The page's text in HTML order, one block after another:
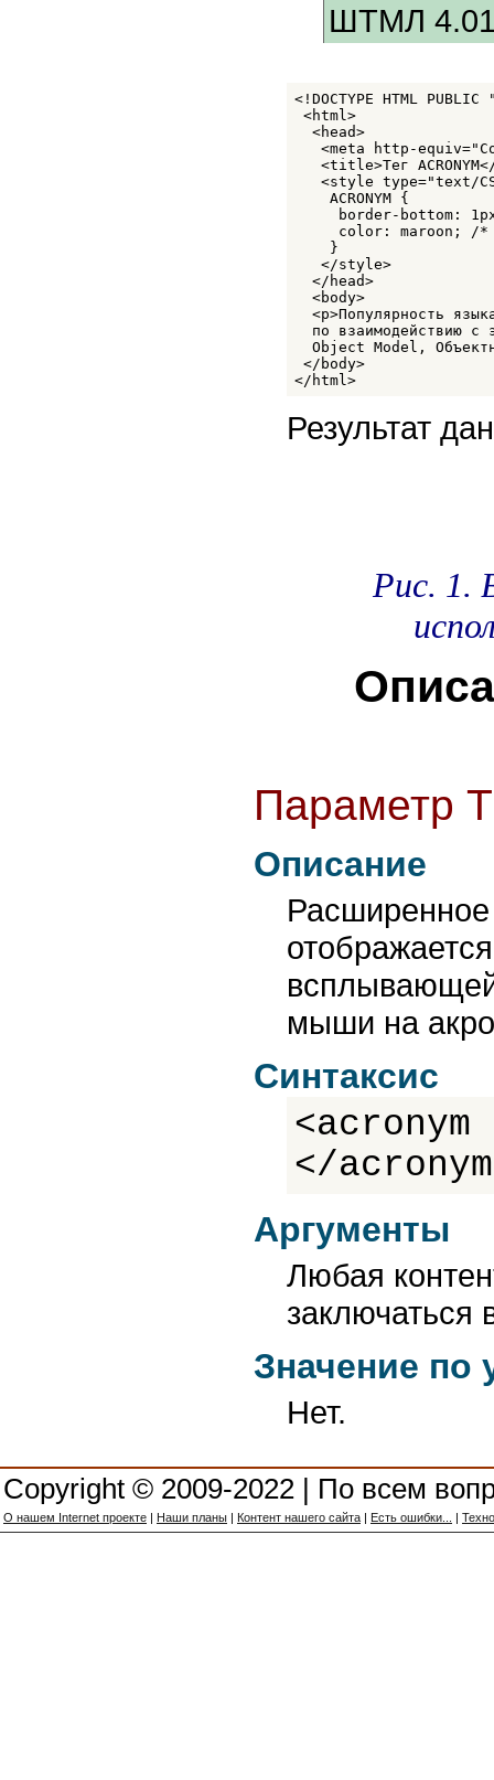
ШТМЛ
<!DOCTYPE HTML
<html>
  <head>
<meta http-
<title>Тег
<style type="text/
    ACRONYM {
border-bottom:
color: maroon; /
    }
   </style>
  </head>
  <body>
<p>Популярность
по взаимодействию с
Object Model,
</body>
</html>
Результат
Рис. 1.
Параметр
Описание
всплывающей
мыши на
Синтаксис
</
Аргументы
Любая
заключаться
Значение по
Нет.
Copyright © 2009-2022 | По всем
О нашем Internet проекте | Наши планы | Контент нашего сайта | Есть ошибки... |